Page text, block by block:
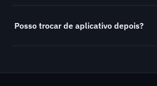
Posso trocar de aplicativo depois?